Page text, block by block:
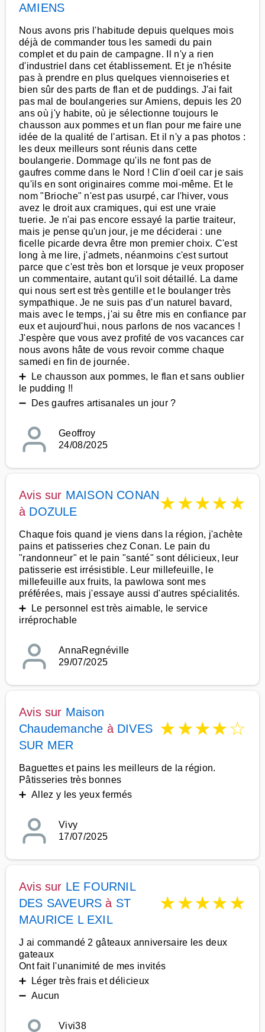
AMIENS
Nous avons pris l'habitude depuis quelques mois
déjà de commander tous les samedi du pain
complet et du pain de campagne. Il n'y a rien
d'industriel dans cet établissement. Et je n'hésite
pas à prendre en plus quelques viennoiseries et
bien sûr des parts de flan et de puddings. J'ai fait
pas mal de boulangeries sur Amiens, depuis les 20
ans où j'y habite, où je sélectionne toujours le
chausson aux pommes et un flan pour me faire une
idée de la qualité de l'artisan. Et il n'y a pas photos :
les deux meilleurs sont réunis dans cette
boulangerie. Dommage qu'ils ne font pas de
gaufres comme dans le Nord ! Clin d'oeil car je sais
qu'ils en sont originaires comme moi-même. Et le
nom "Brioche" n'est pas usurpé, car l'hiver, vous
avez le droit aux cramiques, qui est une vraie
tuerie. Je n'ai pas encore essayé la partie traiteur,
mais je pense qu'un jour, je me déciderai : une
ficelle picarde devra être mon premier choix. C'est
long à me lire, j'admets, néanmoins c'est surtout
parce que c'est très bon et lorsque je veux proposer
un commentaire, autant qu'il soit détaillé. La dame
qui nous sert est très gentille et le boulanger très
sympathique. Je ne suis pas d'un naturel bavard,
mais avec le temps, j'ai su être mis en confiance par
eux et aujourd'hui, nous parlons de nos vacances !
J'espère que vous avez profité de vos vacances car
nous avons hâte de vous revoir comme chaque
samedi en fin de journée.
➕ Le chausson aux pommes, le flan et sans oublier
le pudding !!
➖ Des gaufres artisanales un jour ?
Geoffroy
24/08/2025
Avis sur MAISON CONAN
à DOZULE ★★★★★
Chaque fois quand je viens dans la région, j'achète
pains et patisseries chez Conan. Le pain du
"randonneur" et le pain "santé" sont délicieux, leur
patisserie est irrésistible. Leur millefeuille, le
millefeuille aux fruits, la pawlowa sont mes
préférées, mais j'essaye aussi d'autres spécialités.
➕ Le personnel est très aimable, le service
irréprochable
AnnaRegnéville
29/07/2025
Avis sur Maison
Chaudemanche à DIVES
SUR MER
★★★★☆
Baguettes et pains les meilleurs de la région.
Pâtisseries très bonnes
➕ Allez y les yeux fermés
Vivy
17/07/2025
Avis sur LE FOURNIL
DES SAVEURS à ST
MAURICE L EXIL
★★★★★
J ai commandé 2 gâteaux anniversaire les deux
gateaux
Ont fait l'unanimité de mes invités
➕ Léger très frais et délicieux
➖ Aucun
Vivi38